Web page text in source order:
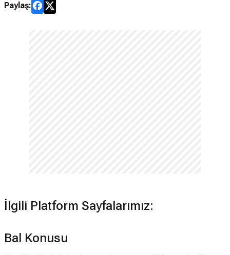
Paylaş:
İlgili Platform Sayfalarımız:
Bal Konusu